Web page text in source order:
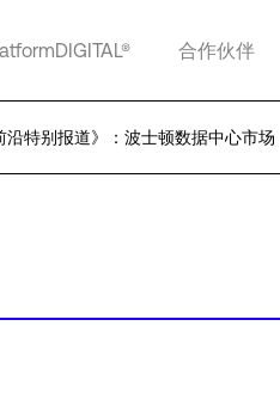
合作伙伴
沿特别报道》：波士顿数据中心市场